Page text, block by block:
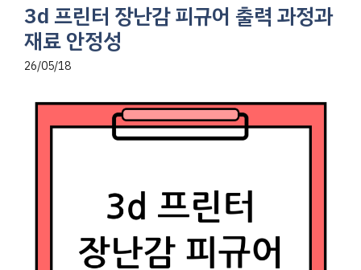
3d 프린터 장난감 피규어 출력 과정과
재료 안정성
26/05/18